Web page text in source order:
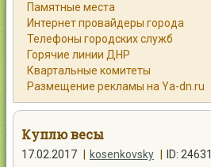
Работа
Объявления
Помощь
Контакты
Памятные места
Интернет провайдеры города
Телефоны городских служб
Горячие линии ДНР
Квартальные комитеты
Размещение рекламы на Ya-dn.ru
Куплю весы
17.02.2017 kosenkovsky
ID: 24631